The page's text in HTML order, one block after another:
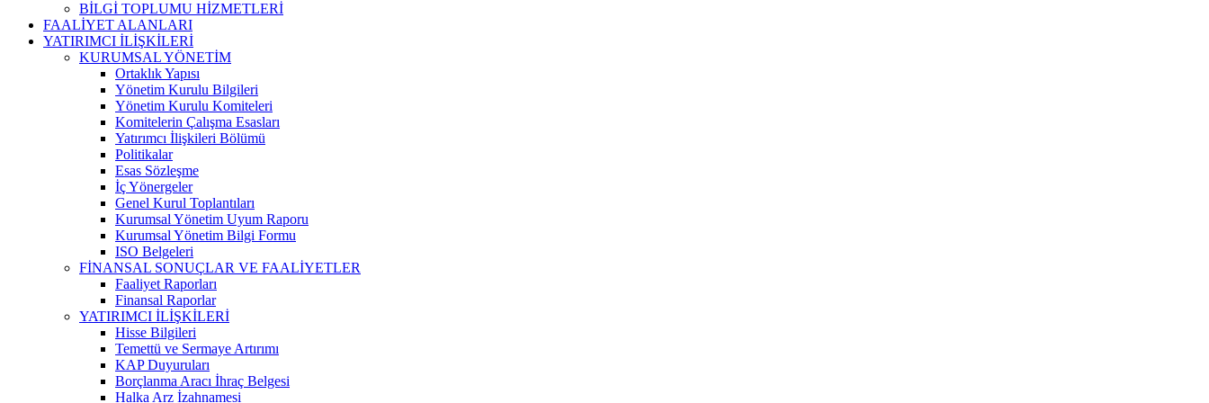
BİLGİ TOPLUMU HİZMETLERİ
FAALİYET ALANLARI
YATIRIMCI İLİŞKİLERİ
KURUMSAL YÖNETİM
Ortaklık Yapısı
Yönetim Kurulu Bilgileri
Yönetim Kurulu Komiteleri
Komitelerin Çalışma Esasları
Yatırımcı İlişkileri Bölümü
Politikalar
Esas Sözleşme
İç Yönergeler
Genel Kurul Toplantıları
Kurumsal Yönetim Uyum Raporu
Kurumsal Yönetim Bilgi Formu
ISO Belgeleri
FİNANSAL SONUÇLAR VE FAALİYETLER
Faaliyet Raporları
Finansal Raporlar
YATIRIMCI İLİŞKİLERİ
Hisse Bilgileri
Temettü ve Sermaye Artırımı
KAP Duyuruları
Borçlanma Aracı İhraç Belgesi
Halka Arz İzahnamesi